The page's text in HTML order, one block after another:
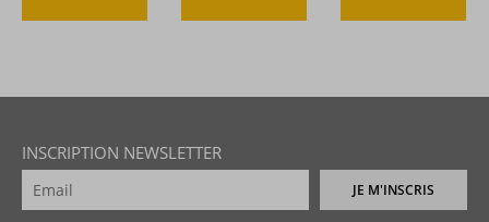
INSCRIPTION NEWSLETTER
JE M'INSCRIS